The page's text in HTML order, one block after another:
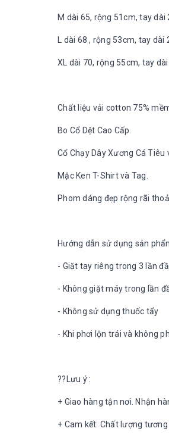
M dài 65, rộng 51cm, tay dài
L dài 68 , rộng 53cm, tay dài
XL dài 70, rộng 55cm, tay
Chất liệu vải cotton 75%
Bo Cổ Dệt Cao Cấp.
Cổ Chạy Dây Xương Cá Tiêu
Mặc Ken T-Shirt và Tag.
Phom dáng đẹp rộng rãi
Hướng dẫn sử dụng sản
- Giặt tay riêng trong 3 lần
- Không giặt máy trong lần
- Không sử dụng thuốc tẩy
- Khi phơi lộn trái và không
??Lưu ý :
+ Giao hàng tận nơi. Nhận
+ Cam kết: Chất lượng tương